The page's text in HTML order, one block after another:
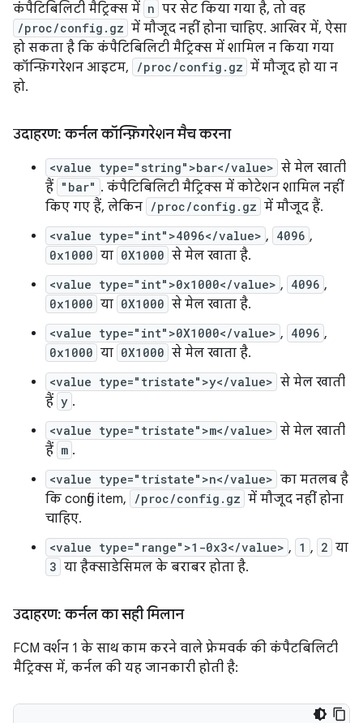
कंपैटिबिलिटी मैट्रिक्स में n पर सेट किया गया है, तो वह
/proc/config.gz में मौजूद नहीं होना चाहिए. आखिर में, ऐसा
हो सकता है कि कंपैटिबिलिटी मैट्रिक्स में शामिल न किया गया
कॉन्फ़िगरेशन आइटम,
/proc/config.gz में मौजूद हो या न
हो.
उदाहरण: कर्नल कॉन्फ़िगरेशन मैच करना
<value type="string">bar</value> से मेल खाती
हैं "bar" . कंपैटिबिलिटी मैट्रिक्स में कोटेशन शामिल नहीं
किए गए हैं, लेकिन /proc/config.gz में मौजूद हैं.
<value type="int">4096</value> , 4096 ,
0x1000 या 0X1000 से मेल खाता है.
<value type="int">0x1000</value> , 4096 ,
0x1000 या 0X1000 से मेल खाता है.
<value type="int">0X1000</value> , 4096 ,
0x1000 या 0X1000 से मेल खाता है.
<value type="tristate">y</value> से मेल खाती
हैं y .
<value type="tristate">m</value> से मेल खाती
हैं m .
<value type="tristate">n</value> का मतलब है
कि config item,
/proc/config.gz में मौजूद नहीं होना
चाहिए.
<value type="range">1-0x3</value> , 1 , 2 या
3 या हैक्साडेसिमल के बराबर होता है.
उदाहरण: कर्नल का सही मिलान
FCM वर्शन 1 के साथ काम करने वाले फ़्रेमवर्क की कंपैटबिलिटी
मैट्रिक्स में, कर्नल की यह जानकारी होती है: